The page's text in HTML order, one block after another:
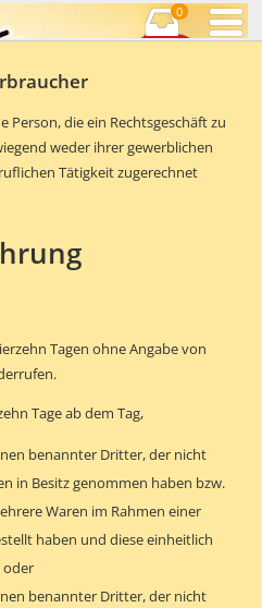
0
Person, die ein Rechtsgeschäft zu
weder ihrer gewerblichen
Tätigkeit zugerechnet
Tagen ohne Angabe von
Tage ab dem Tag,
benannter Dritter, der nicht
in Besitz genommen haben bzw.
Waren im Rahmen einer
haben und diese einheitlich
oder
benannter Dritter, der nicht